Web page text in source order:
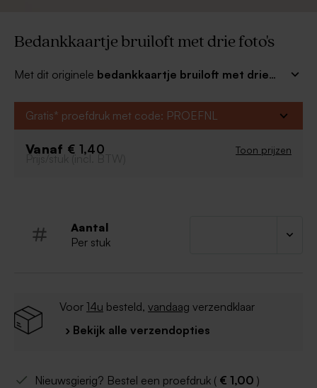
Bedankkaartje bruiloft met drie foto's
Met dit originele bedankkaartje bruiloft met drie
liefde. Het is de perfecte herinnering aan jullie mooiste
dag!
Gratis* proefdruk met code: PROEFNL
Vanaf € 1,40 Toon prijzen
Prijs/stuk (incl. BTW)
Aantal
Per stuk
Voor 14u besteld, vandaag verzendklaar
› Bekijk alle verzendopties
Nieuwsgierig? Bestel een proefdruk ( € 1,00 )